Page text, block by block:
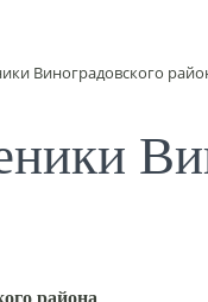
Виноградовского